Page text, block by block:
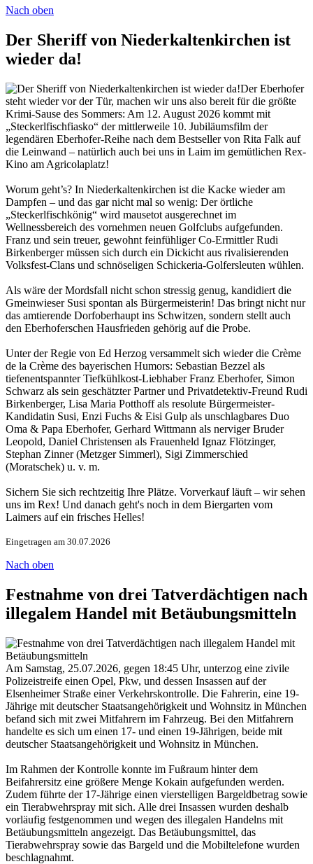
Nach oben
Der Sheriff von Niederkaltenkirchen ist
wieder da!
Der Eberhofer
steht wieder vor der Tür, machen wir uns also bereit für die größte
Krimi-Sause des Sommers: Am 12. August 2026 kommt mit
„Steckerlfischfiasko“ der mittlerweile 10. Jubiläumsfilm der
legendären Eberhofer-Reihe nach dem Bestseller von Rita Falk auf
die Leinwand – natürlich auch bei uns in Laim im gemütlichen Rex-
Kino am Agricolaplatz!
Worum geht’s? In Niederkaltenkirchen ist die Kacke wieder am
Dampfen – und das gar nicht mal so wenig: Der örtliche
„Steckerlfischkönig“ wird mausetot ausgerechnet im
Wellnessbereich des vornehmen neuen Golfclubs aufgefunden.
Franz und sein treuer, gewohnt feinfühliger Co-Ermittler Rudi
Birkenberger müssen sich durch ein Dickicht aus rivalisierenden
Volksfest-Clans und schnöseligen Schickeria-Golfersleuten wühlen.
Als wäre der Mordsfall nicht schon stressig genug, kandidiert die
Gmeinwieser Susi spontan als Bürgermeisterin! Das bringt nicht nur
das amtierende Dorfoberhaupt ins Schwitzen, sondern stellt auch
den Eberhoferschen Hausfrieden gehörig auf die Probe.
Unter der Regie von Ed Herzog versammelt sich wieder die Crème
de la Crème des bayerischen Humors: Sebastian Bezzel als
tiefenentspannter Tiefkühlkost-Liebhaber Franz Eberhofer, Simon
Schwarz als sein geschätzter Partner und Privatdetektiv-Freund Rudi
Birkenberger, Lisa Maria Potthoff als resolute Bürgermeister-
Kandidatin Susi, Enzi Fuchs & Eisi Gulp als unschlagbares Duo
Oma & Papa Eberhofer, Gerhard Wittmann als nerviger Bruder
Leopold, Daniel Christensen als Frauenheld Ignaz Flötzinger,
Stephan Zinner (Metzger Simmerl), Sigi Zimmerschied
(Moratschek) u. v. m.
Sichern Sie sich rechtzeitig Ihre Plätze. Vorverkauf läuft – wir sehen
uns im Rex! Und danach geht's noch in dem Biergarten vom
Laimers auf ein frisches Helles!
Eingetragen am 30.07.2026
Nach oben
Festnahme von drei Tatverdächtigen nach
illegalem Handel mit Betäubungsmitteln
Am Samstag, 25.07.2026, gegen 18:45 Uhr, unterzog eine zivile
Polizeistreife einen Opel, Pkw, und dessen Insassen auf der
Elsenheimer Straße einer Verkehrskontrolle. Die Fahrerin, eine 19-
Jährige mit deutscher Staatsangehörigkeit und Wohnsitz in München
befand sich mit zwei Mitfahrern im Fahrzeug. Bei den Mitfahrern
handelte es sich um einen 17- und einen 19-Jährigen, beide mit
deutscher Staatsangehörigkeit und Wohnsitz in München.
Im Rahmen der Kontrolle konnte im Fußraum hinter dem
Beifahrersitz eine größere Menge Kokain aufgefunden werden.
Zudem führte der 17-Jährige einen vierstelligen Bargeldbetrag sowie
ein Tierabwehrspray mit sich. Alle drei Insassen wurden deshalb
vorläufig festgenommen und wegen des illegalen Handelns mit
Betäubungsmitteln angezeigt. Das Betäubungsmittel, das
Tierabwehrspray sowie das Bargeld und die Mobiltelefone wurden
beschlagnahmt.